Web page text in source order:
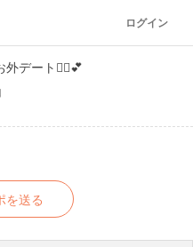
ログイン
デート🚴‍♀️💕
を送る